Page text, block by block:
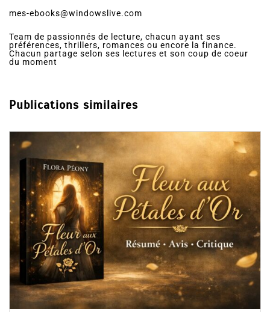
mes-ebooks@windowslive.com
Team de passionnés de lecture, chacun ayant ses
préférences, thrillers, romances ou encore la finance.
Chacun partage selon ses lectures et son coup de coeur
du moment
Publications similaires
Dans Romance
Collector
résumé et